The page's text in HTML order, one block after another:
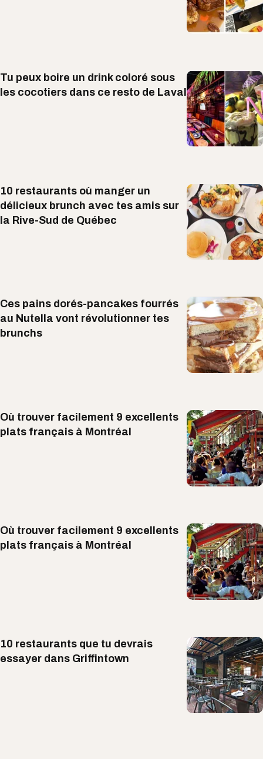
Tu peux boire un drink coloré sous
les cocotiers dans ce resto de Laval
10 restaurants où manger un
délicieux brunch avec tes amis sur
la Rive-Sud de Québec
Ces pains dorés-pancakes fourrés
au Nutella vont révolutionner tes
brunchs
Où trouver facilement 9 excellents
plats français à Montréal
Où trouver facilement 9 excellents
plats français à Montréal
10 restaurants que tu devrais
essayer dans Griffintown